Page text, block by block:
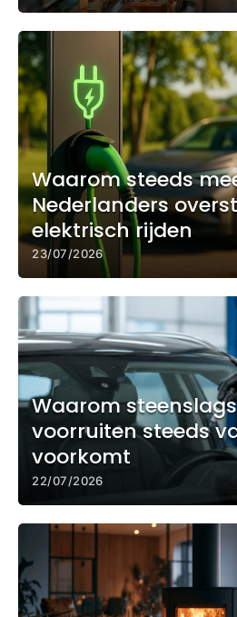
Waarom steeds
Nederlanders
elektrisch rijden
23/07/2026
Waarom
voorruiten steeds
voorkomt
22/07/2026